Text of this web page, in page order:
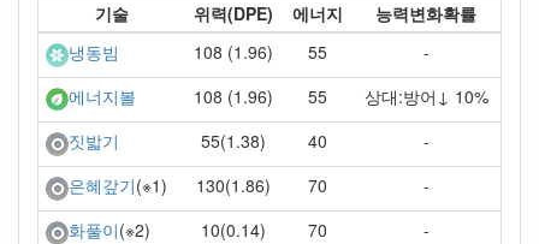
기술 위력(DPE) 에너지
능력변화확률
냉동빔
108 (1.96) 55
-
에너지볼
108 (1.96) 55
상대:방어↓ 10%
짓밟기
55(1.38) 40
-
은혜갚기(※1) 130(1.86) 70
-
화풀이(※2) 10(0.14) 70 -